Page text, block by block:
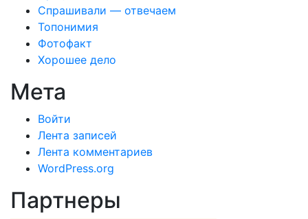
Спрашивали — отвечаем
Топонимия
Фотофакт
Хорошее дело
Мета
Войти
Лента записей
Лента комментариев
WordPress.org
Партнеры